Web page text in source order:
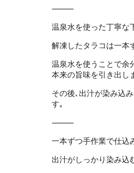
⸻
温泉水を使った丁寧な
解凍したタラコは一本
温泉水を使うことで余
本来の旨味を引き出し
その後､出汁が染み込
す｡
⸻
一本ずつ手作業で仕込
出汁がしっかり染み込